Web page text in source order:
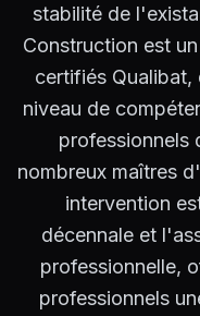
stabilité de
Construction est
certifiés
niveau de
professionnels
nombreux maîtres
intervention
décennale et
professionnelle,
professionnels